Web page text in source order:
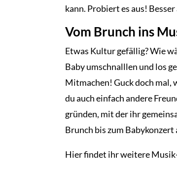
kann. Probiert es aus!
Vom Brunch ins
Etwas Kultur gefällig? Wie
Baby umschnalllen und los
Mitmachen! Guck doch mal,
du auch einfach andere
gründen, mit der ihr
Brunch bis zum Babykonzert
Hier findet ihr weitere